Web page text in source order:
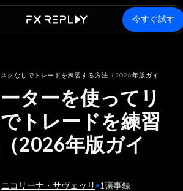
今すぐ試す
クなしでトレードを練習する方法（2026年版ガイ
ターを使ってリ
トレードを練習
2026年版ガイ
ニコリーナ・サヴェッリ •1議事録